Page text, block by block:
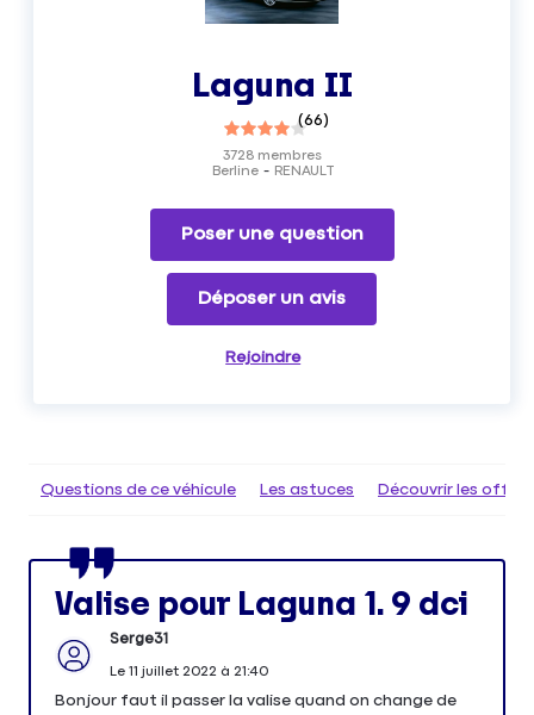
Laguna II
(66)
Berline RENAULT
3728membres
Poser une question
Déposer un avis
Rejoindre
Questions de ce véhicule Les astuces Découvrir les
Valise pour Laguna 1. 9 dci
Serge31
Le 11 juillet 2022à 21:40
Bonjour faut il passer la valise quand on change de